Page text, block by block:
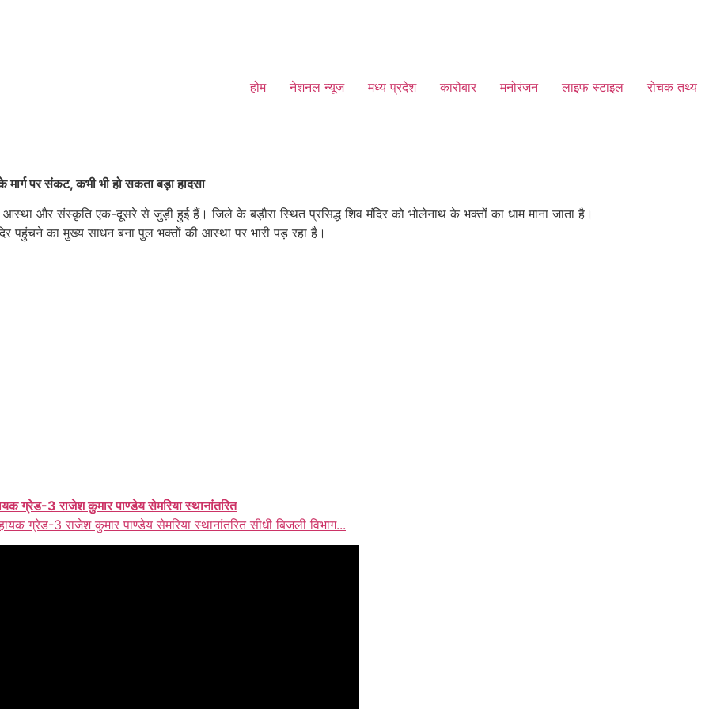
होम नेशनल न्यूज मध्य प्रदेश कारोबार मनोरंजन लाइफ स्टाइल रोचक तथ्य
पर संकट, कभी भी हो सकता बड़ा हादसा
और संस्कृति एक-दूसरे से जुड़ी हुई हैं। जिले के बड़ौरा स्थित प्रसिद्ध शिव मंदिर को भोलेनाथ के भक्तों का धाम माना जाता है।
पहुंचने का मुख्य साधन बना पुल भक्तों की आस्था पर भारी पड़ रहा है।
ग्रेड-3 राजेश कुमार पाण्डेय सेमरिया स्थानांतरित
ग्रेड-3 राजेश कुमार पाण्डेय सेमरिया स्थानांतरित सीधी बिजली विभाग...